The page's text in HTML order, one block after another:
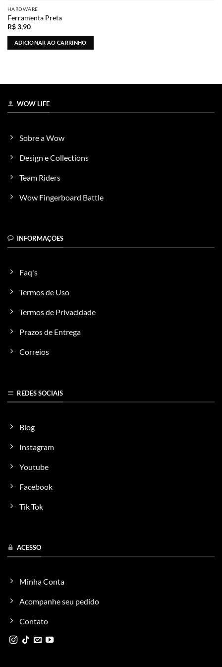
HARDWARE
Ferramenta Preta
R$3,90
ADICIONAR AO CARRINHO
WOW LIFE
Sobre a Wow
Design e Collections
Team Riders
Wow Fingerboard Battle
INFORMAÇÕES
Faq's
Termos de Uso
Termos de Privacidade
Prazos de Entrega
Correios
REDES SOCIAIS
Blog
Instagram
Youtube
Facebook
Tik Tok
ACESSO
Minha Conta
Acompanhe seu pedido
Contato